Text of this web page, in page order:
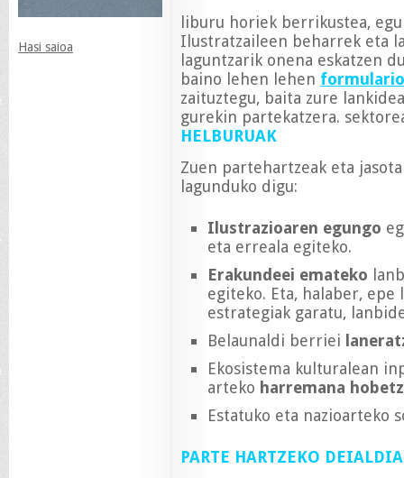
Hasi saioa
liburu horiek berrikustea,
Ilustratzaileen beharrek eta
laguntzarik onena eskatzen
baino lehen lehen
zaituztegu, baita zure
gurekin partekatzera.
HELBURUAK
Zuen partehartzeak eta
lagunduko digu:
Ilustrazioaren egungo
eta erreala egiteko.
Erakundeei emateko
egiteko. Eta, halaber,
estrategiak garatu,
Belaunaldi berriei
Ekosistema kulturalean
arteko harremana
Estatuko eta nazioarteko
PARTE HARTZEKO DEIALDIA